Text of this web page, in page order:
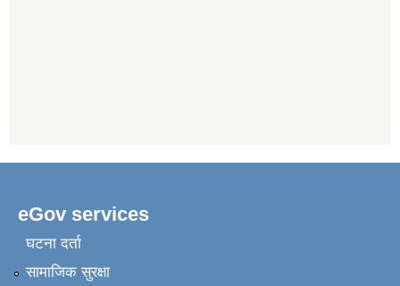
eGov services
घटना दर्ता
सामाजिक सुरक्षा